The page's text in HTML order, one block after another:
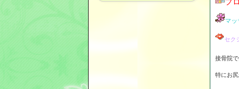
プ
マ
セク
接骨院
特にお